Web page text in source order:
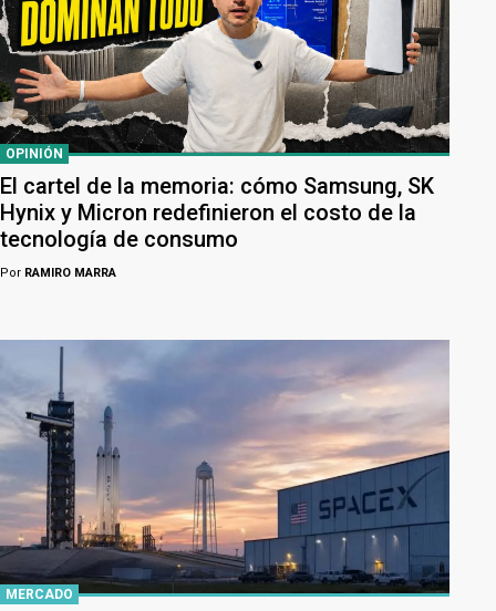
OPINIÓN
El cartel de la memoria: cómo Samsung, SK
Hynix y Micron redefinieron el costo de la
tecnología de consumo
Por RAMIRO MARRA
MERCADO